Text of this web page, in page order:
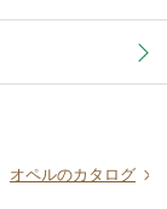
オペルのカタログ